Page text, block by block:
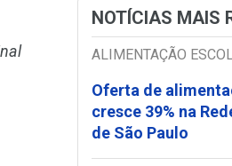
NOTÍCIAS MAIS
ALIMENTAÇÃO
Oferta de
cresce 39% na
de São Paulo